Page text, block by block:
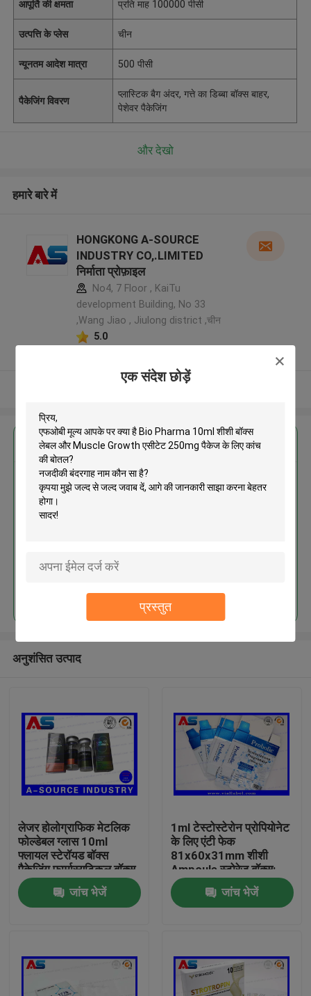
एक संदेश छोड़ें
प्रस्तुत
घर
हमारे बारे में
आपूर्ति की क्षमता प्रति माह 100000 पीसी
उत्पत्ति के प्लेस चीन
न्यूनतम आदेश मात्रा 500 पीसी
पैकेजिंग विवरण
प्लास्टिक बैग अंदर, गत्ते का डिब्बा बॉक्स बाहर,
पेशेवर पैकेजिंग
और देखो
हमारे बारे में
HONGKONG A-SOURCE
INDUSTRY CO,.LIMITED
निर्माता प्रोफ़ाइल
No4, 7 Floor , KaiTu
development Building, No 33
,Wang Jiao , Jiulong district ,चीन
5.0
सबसे उत्तम प्रतिदान प्राप्त करें
Bio Pharma 10ml शीशी बॉक्स लेबल
अनुशंसित उत्पाद
लेजर होलोग्राफिक मेटलिक
फोल्डेबल ग्लास 10ml
फ्लायल स्टेरॉयड बॉक्स
पैकेजिंग फार्मास्यूटिकल बॉक्स
लेबल
जांच भेजें
1ml टेस्टोस्टेरोन प्रोपियोनेट
के लिए एंटी फेक
81x60x31mm शीशी
Ampoule स्टोरेज बॉक्स:
जांच भेजें